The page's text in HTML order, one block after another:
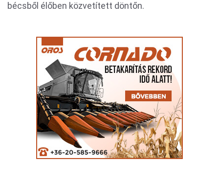
bécsből élőben közvetített döntőn.